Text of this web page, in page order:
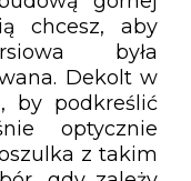
chcesz, aby
była
Dekolt w
by podkreślić
optycznie
z takim